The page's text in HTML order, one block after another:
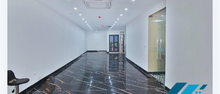
sáng,
thích
văn
phòng
hoặc
nhà
hàng